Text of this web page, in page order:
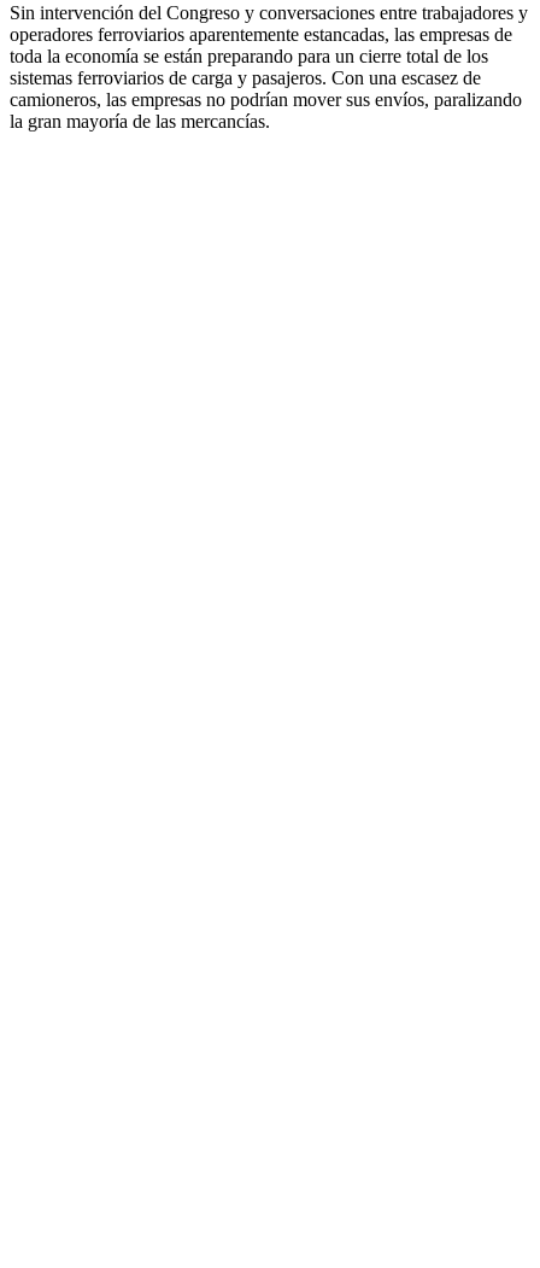
Sin intervención del Congreso y conversaciones entre trabajadores y
operadores ferroviarios aparentemente estancadas, las empresas de
toda la economía se están preparando para un cierre total de los
sistemas ferroviarios de carga y pasajeros. Con una escasez de
camioneros, las empresas no podrían mover sus envíos, paralizando
la gran mayoría de las mercancías.